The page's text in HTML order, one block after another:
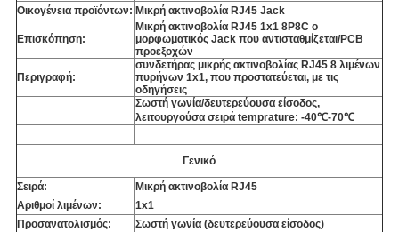
Οικογένεια προϊόντων: Μικρή ακτινοβολία RJ45 Jack
Επισκόπηση:
Μικρή ακτινοβολία RJ45 1x1 8P8C ο
μορφωματικός Jack που αντισταθμίζεται/PCB
προεξοχών
Περιγραφή:
συνδετήρας μικρής ακτινοβολίας RJ45 8 λιμένων
πυρήνων 1x1, που προστατεύεται, με τις
οδηγήσεις
Σωστή γωνία/δευτερεύουσα είσοδος,
λειτουργούσα σειρά temprature: -40℃-70℃
Γενικό
Σειρά:
Μικρή ακτινοβολία RJ45
Αριθμοί λιμένων:
1x1
Προσανατολισμός:
Σωστή γωνία (δευτερεύουσα είσοδος)